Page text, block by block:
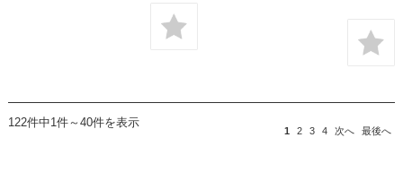
122件中1件～40件を表示
1 2 3 4 次へ 最後へ